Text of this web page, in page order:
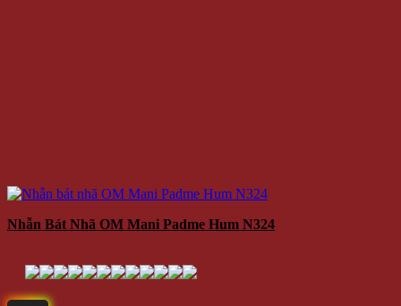
Nhẫn Bát Nhã OM Mani Padme Hum N324